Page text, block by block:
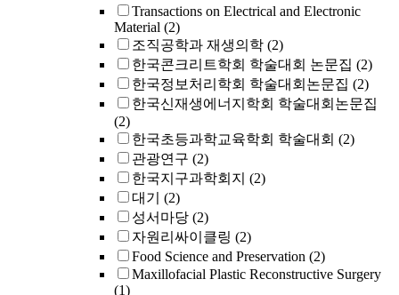
Transactions on Electrical and Electronic
Material (2)
조직공학과 재생의학 (2)
한국콘크리트학회 학술대회 논문집 (2)
한국정보처리학회 학술대회논문집 (2)
한국신재생에너지학회 학술대회논문집
(2)
한국초등과학교육학회 학술대회 (2)
관광연구 (2)
한국지구과학회지 (2)
대기
(2)
성서마당 (2)
자원리싸이클링 (2)
Food Science and Preservation (2)
Maxillofacial Plastic Reconstructive Surgery
(1)